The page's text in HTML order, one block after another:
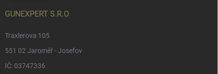
GUNEXPERT S.R.O
Traxlerova 105
551 02 Jaroměř - Josefov
IČ: 03747336